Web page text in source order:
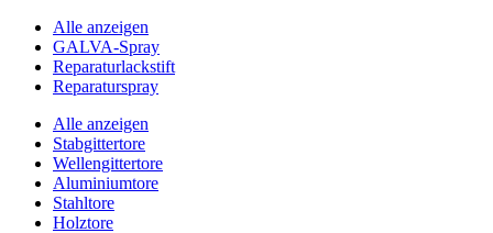
Alle anzeigen
GALVA-Spray
Reparaturlackstift
Reparaturspray
Alle anzeigen
Stabgittertore
Wellengittertore
Aluminiumtore
Stahltore
Holztore